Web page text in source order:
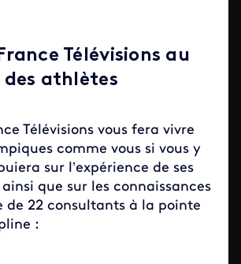
Télévisions au
des athlètes
Télévisions vous fera vivre
comme vous si vous y
sur l’expérience de ses
que sur les connaissances
de 22 consultants à la pointe
: